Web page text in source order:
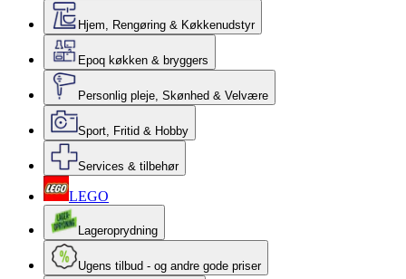
Hjem, Rengøring & Køkkenudstyr
Epoq køkken & bryggers
Personlig pleje, Skønhed & Velvære
Sport, Fritid & Hobby
Services & tilbehør
LEGO
Lageroprydning
Ugens tilbud - og andre gode priser